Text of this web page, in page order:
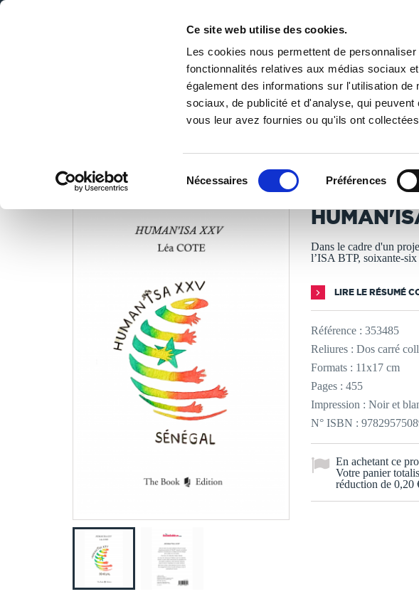
Ce site web utilise des cookies.
Les cookies nous permettent de
fonctionnalités relatives aux médias sociaux
également des informations sur l'utilisation
sociaux, de publicité et d'analyse, qui
vous leur avez fournies ou qu'ils ont
Nécessaires Préférences
DE LA PAGE BLANCHE... AU BEST SELLER
PUBLIER UN
/ Littérature / Autobiographie / HUMAN'ISA
LES LIVRES SONT IMPRIMÉS À
Dans le cadre d'un
l’ISA BTP, soixante-
LIRE LE RÉSUMÉ
Référence : 353485
Reliures : Dos carré
Formats : 11x17 cm
Pages : 455
Impression : Noir et
N° ISBN :
En achetant ce
Votre panier
réduction de 0,20